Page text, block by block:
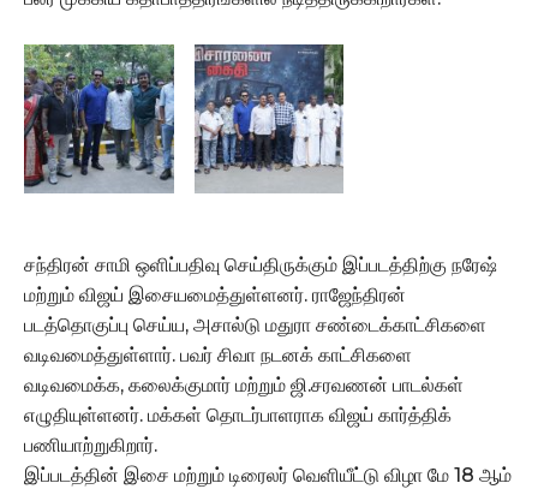
சந்திரன் சாமி ஒளிப்பதிவு செய்திருக்கும் இப்படத்திற்கு நரேஷ்
மற்றும் விஜய் இசையமைத்துள்ளனர். ராஜேந்திரன்
படத்தொகுப்பு செய்ய, அசால்டு மதுரா சண்டைக்காட்சிகளை
வடிவமைத்துள்ளார். பவர் சிவா நடனக் காட்சிகளை
வடிவமைக்க, கலைக்குமார் மற்றும் ஜி.சரவணன் பாடல்கள்
எழுதியுள்ளனர். மக்கள் தொடர்பாளராக விஜய் கார்த்திக்
பணியாற்றுகிறார்.
இப்படத்தின் இசை மற்றும் டிரைலர் வெளியீட்டு விழா மே 18 ஆம்